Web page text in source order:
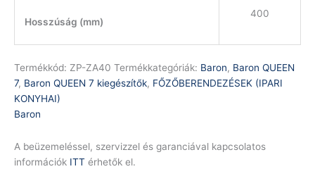
Hosszúság (mm)
400
Termékkód: ZP-ZA40 Termékkategóriák: Baron, Baron QUEEN
7, Baron QUEEN 7 kiegészítők, FŐZŐBERENDEZÉSEK (IPARI
KONYHAI)
Baron
A beüzemeléssel, szervizzel és garanciával kapcsolatos
információk ITT érhetők el.